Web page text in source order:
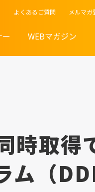
よくあるご質問 メルマガ
WEBマガジン
時取得
ム（